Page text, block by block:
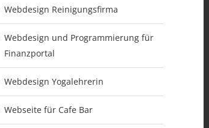
Webdesign Reinigungsfirma
Webdesign und Programmierung für
Finanzportal
Webdesign Yogalehrerin
Webseite für Cafe Bar